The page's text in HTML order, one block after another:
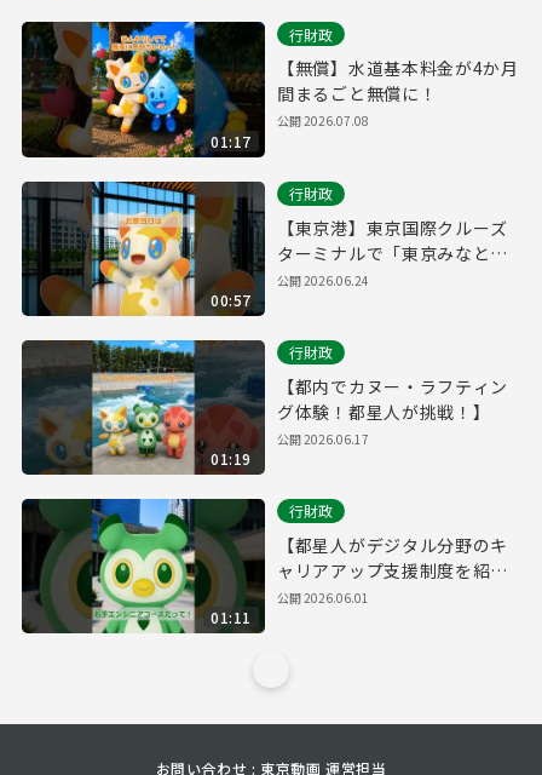
01:17
行財政
【無償】水道基本料金が4か月
間まるごと無償に！
公開2026.07.08
00:57
行財政
【東京港】東京国際クルーズ
ターミナルで「東京みなと
祭」を開催！
公開2026.06.24
01:19
行財政
【都内でカヌー・ラフティン
グ体験！都星人が挑戦！】
公開2026.06.17
01:11
行財政
【都星人がデジタル分野のキ
ャリアアップ支援制度を紹
介】
公開2026.06.01
お問い合わせ : 東京動画 運営担当